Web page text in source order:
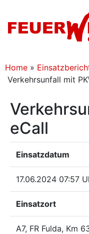
Home »
Verkehrsunfall mit
eCall
Einsatzdatum
17.06.2024 07:57
Einsatzort
A7, FR Fulda, Km